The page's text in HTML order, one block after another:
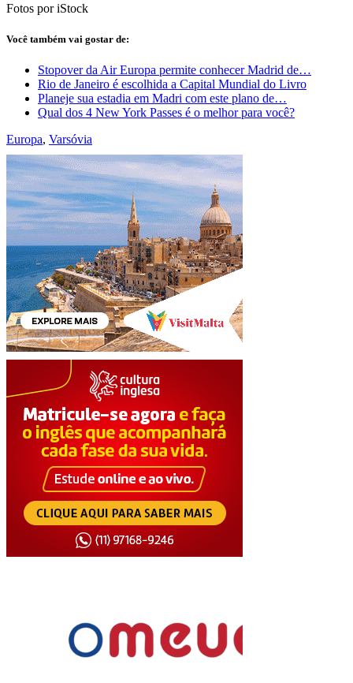
Fotos por iStock
Você também vai gostar de:
Stopover da Air Europa permite conhecer Madrid de…
Rio de Janeiro é escolhida a Capital Mundial do Livro
Planeje sua estadia em Madri com este plano de…
Qual dos 4 New York Passes é o melhor para você?
Europa, Varsóvia